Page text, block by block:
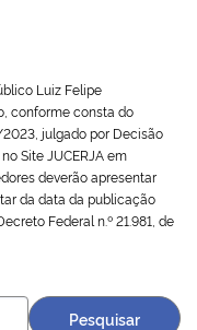
Luiz Felipe
conforme consta do
julgado por Decisão
Site JUCERJA em
deverão apresentar
da data da publicação
Federal n.º 21.981, de